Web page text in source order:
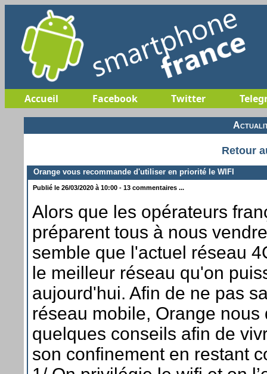
Accueil Facebook Twitter
Retour
Orange vous recommande d'utiliser en priorité le WIFI
Publié le 26/03/2020 à 10:00 - 13 commentaires ...
Alors que les opérateurs
préparent tous à nous
semble que l'actuel réseau
le meilleur réseau qu'on
aujourd'hui. Afin de ne pas
réseau mobile, Orange nous
quelques conseils afin de
son confinement en restant